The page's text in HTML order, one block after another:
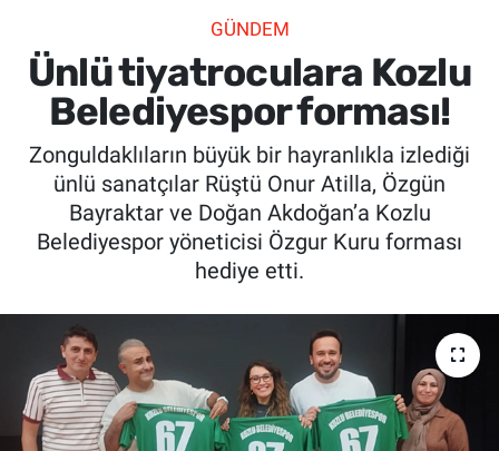
GÜNDEM
Ünlü tiyatroculara Kozlu
Belediyespor forması!
Zonguldaklıların büyük bir hayranlıkla izlediği
ünlü sanatçılar Rüştü Onur Atilla, Özgün
Bayraktar ve Doğan Akdoğan’a Kozlu
Belediyespor yöneticisi Özgur Kuru forması
hediye etti.
SPOR
SAĞLIK